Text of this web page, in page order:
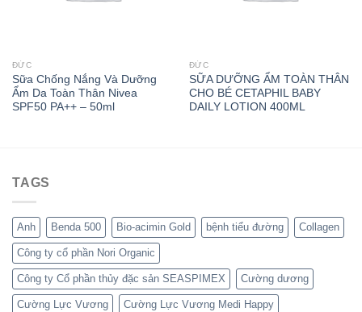
ĐỨC
Sữa Chống Nắng Và Dưỡng
Ẩm Da Toàn Thân Nivea
SPF50 PA++ – 50ml
ĐỨC
SỮA DƯỠNG ẨM TOÀN THÂN
CHO BÉ CETAPHIL BABY
DAILY LOTION 400ML
TAGS
Anh Benda 500 Bio-acimin Gold bệnh tiểu đường Collagen
Công ty cổ phần Nori Organic
Công ty Cổ phần thủy đặc sản SEASPIMEX Cường dương
Cường Lực Vương Cường Lực Vương Medi Happy